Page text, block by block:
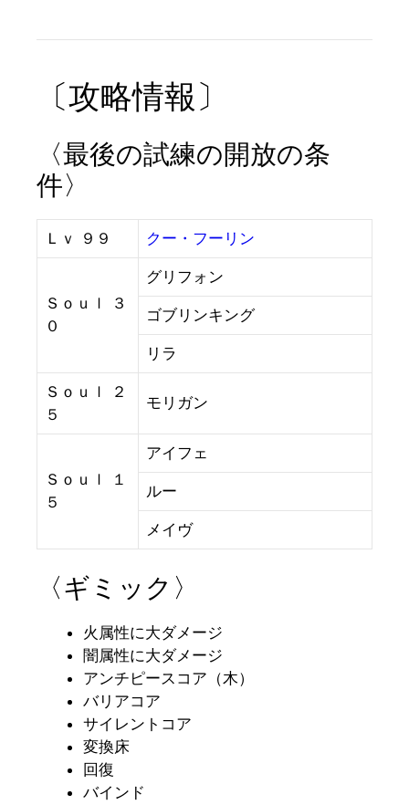
〔攻略情報〕
〈最後の試練の開放の条
件〉
Ｌｖ ９９ クー・フーリン
Ｓｏｕｌ ３
０
グリフォン
ゴブリンキング
リラ
Ｓｏｕｌ ２
５
モリガン
Ｓｏｕｌ １
５
アイフェ
ルー
メイヴ
〈ギミック〉
火属性に大ダメージ
闇属性に大ダメージ
アンチピースコア（木）
バリアコア
サイレントコア
変換床
回復
バインド